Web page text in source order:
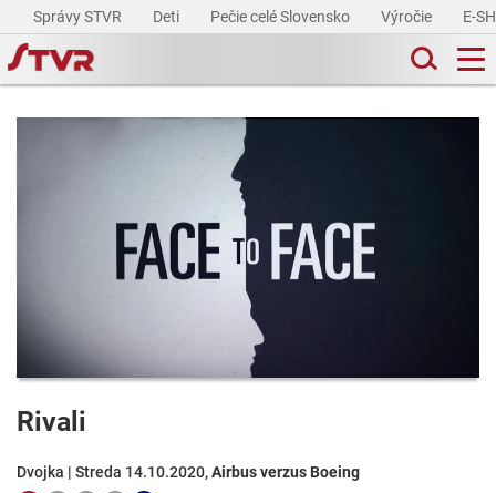
Správy STVR Deti Pečie celé Slovensko Výročie E-
Rivali
Dvojka | Streda 14.10.2020,Airbus verzus Boeing